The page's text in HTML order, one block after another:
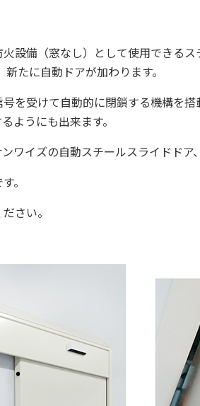
設備（窓なし）として使用できる
たに自動ドアが加わります。
を受けて自動的に閉鎖する機構を
ようにも出来ます。
ワイズの自動スチールスライドドア
。
さい。